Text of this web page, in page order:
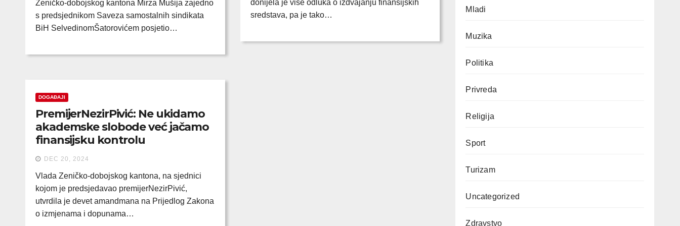
Zeničko-dobojskog kantona Mirza Mušija zajedno
s predsjednikom Saveza samostalnih sindikata
BiH SelvedinomŠatorovićem posjetio…
donijela je više odluka o izdvajanju finansijskih
sredstava, pa je tako…
DOGAĐAJI
PremijerNezirPivić: Ne ukidamo
akademske slobode već jačamo
finansijsku kontrolu
DEC 20, 2024
Vlada Zeničko-dobojskog kantona, na sjednici
kojom je predsjedavao premijerNezirPivić,
utvrdila je devet amandmana na Prijedlog Zakona
o izmjenama i dopunama…
Mladi
Muzika
Politika
Privreda
Religija
Sport
Turizam
Uncategorized
Zdravstvo